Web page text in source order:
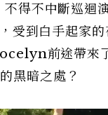
得不中斷巡迴演
受到白手起家的
前途帶來
黑暗之處？